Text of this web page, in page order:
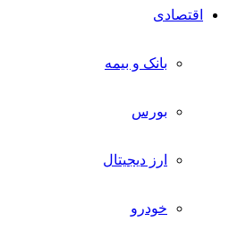
اقتصادی
بانک و بیمه
بورس
ارز دیجیتال
خودرو